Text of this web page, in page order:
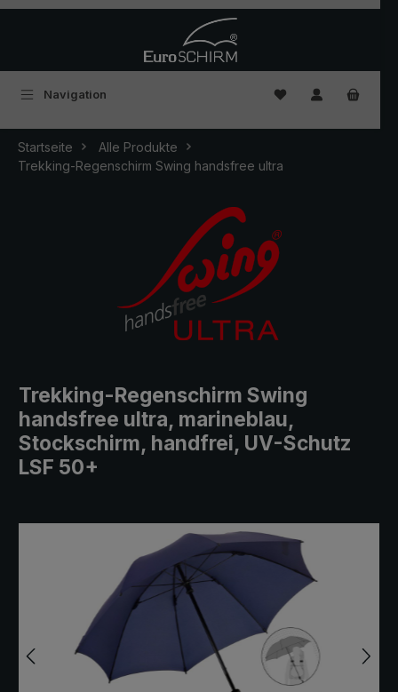
Navigation Du hast 0
Startseite
Alle Produkte
Trekking-Regenschirm Swing handsfree ultra
Trekking-Regenschirm Swing
handsfree ultra, marineblau,
Stockschirm, handfrei, UV-Schutz
LSF 50+